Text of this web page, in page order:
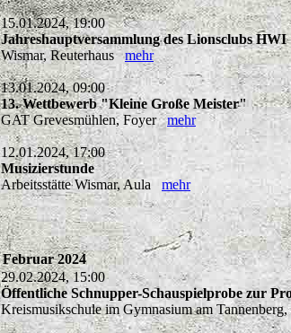
15.01.2024, 19:00
Jahreshauptversammlung des Lionsclubs HWI
Wismar, Reuterhausmehr
13.01.2024, 09:00
13. Wettbewerb "Kleine Große Meister"
GAT Grevesmühlen, Foyermehr
12.01.2024, 17:00
Musizierstunde
Arbeitsstätte Wismar, Aula mehr
Februar 2024
29.02.2024, 15:00
Öffentliche Schnupper-Schauspielprobe zur
Kreismusikschule im Gymnasium am